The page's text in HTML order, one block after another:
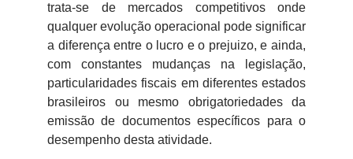
trata-se de mercados competitivos onde
qualquer evolução operacional pode significar
a diferença entre o lucro e o prejuizo, e ainda,
com constantes mudanças na legislação,
particularidades fiscais em diferentes estados
brasileiros ou mesmo obrigatoriedades da
emissão de documentos específicos para o
desempenho desta atividade.